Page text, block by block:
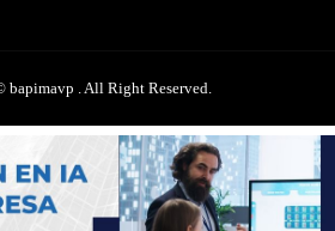
. All Right Reserved.